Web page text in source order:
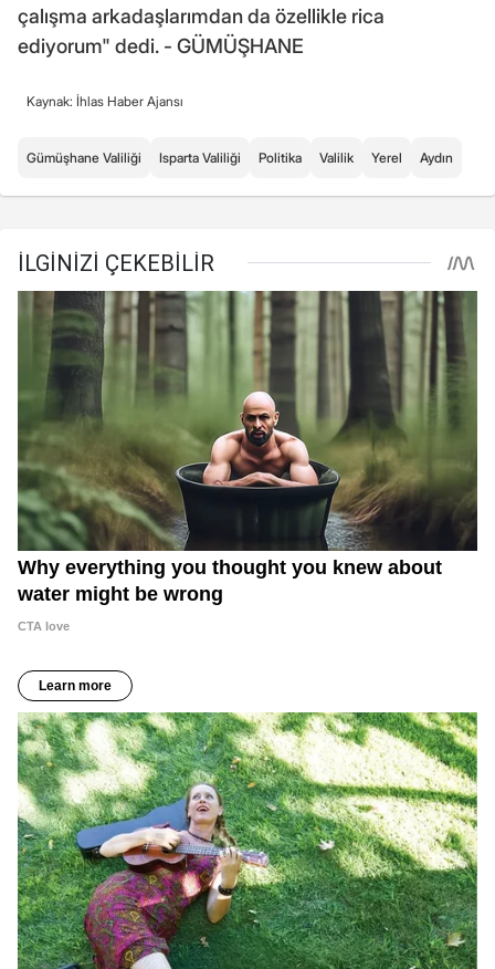
çalışma arkadaşlarımdan da özellikle rica
ediyorum" dedi. - GÜMÜŞHANE
Kaynak: İhlas Haber Ajansı
Gümüşhane Valiliği Isparta Valiliği Politika Valilik Yerel Aydın